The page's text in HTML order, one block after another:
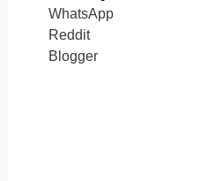
WhatsApp
Reddit
Blogger